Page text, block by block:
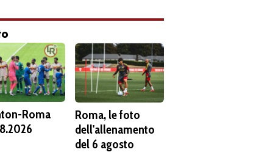
Roma
Roma, le foto
dell'allenamento
del 6 agosto